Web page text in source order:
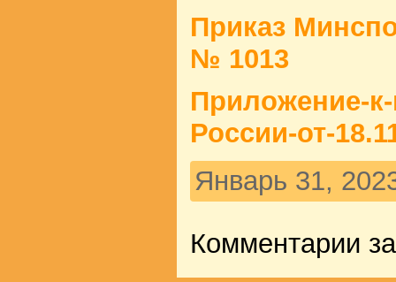
Приказ
№ 1013
Приложение-
России-от-
Январь 31,
Комментарии